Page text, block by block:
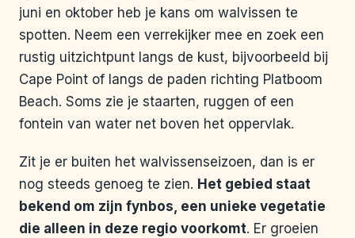
juni en oktober heb je kans om walvissen te
spotten. Neem een verrekijker mee en zoek een
rustig uitzichtpunt langs de kust, bijvoorbeeld bij
Cape Point of langs de paden richting Platboom
Beach. Soms zie je staarten, ruggen of een
fontein van water net boven het oppervlak.
Zit je er buiten het walvissenseizoen, dan is er
nog steeds genoeg te zien. Het gebied staat
bekend om zijn fynbos, een unieke vegetatie
die alleen in deze regio voorkomt. Er groeien